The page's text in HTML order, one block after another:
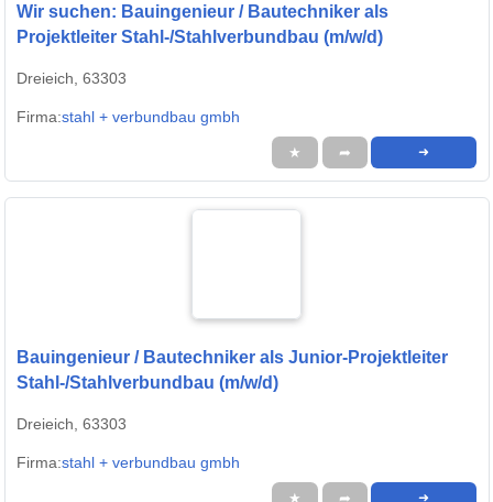
Wir suchen: Bauingenieur / Bautechniker als
Projektleiter Stahl-/Stahlverbundbau (m/w/d)
Dreieich, 63303
Firma:stahl + verbundbau gmbh
★ ➦ ➜
Bauingenieur / Bautechniker als Junior-Projektleiter
Stahl-/Stahlverbundbau (m/w/d)
Dreieich, 63303
Firma:stahl + verbundbau gmbh
★ ➦ ➜